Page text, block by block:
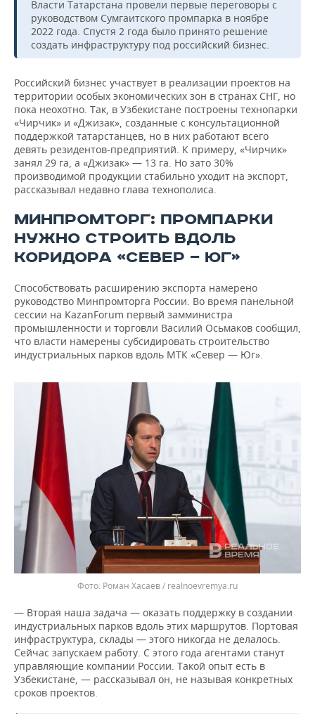
Власти Татарстана провели первые переговоры с
руководством Сумгаитского промпарка в ноябре
2022 года. Спустя 2 года было принято решение
создать инфраструктуру под российский бизнес.
Российский бизнес участвует в реализации проектов на
территории особых экономических зон в странах СНГ, но
пока неохотно. Так, в Узбекистане построены технопарки
«Чирчик» и «Джизак», созданные с консультационной
поддержкой татарстанцев, но в них работают всего
девять резидентов-предприятий. К примеру, «Чирчик»
занял 29 га, а «Джизак» — 13 га. Но зато 30%
производимой продукции стабильно уходит на экспорт,
рассказывал недавно глава технополиса.
МИНПРОМТОРГ: ПРОМПАРКИ
НУЖНО СТРОИТЬ ВДОЛЬ
КОРИДОРА «СЕВЕР — ЮГ»
Способствовать расширению экспорта намерено
руководство Минпромторга России. Во время панельной
сессии на KazanForum первый замминистра
промышленности и торговли Василий Осьмаков сообщил,
что власти намерены субсидировать строительство
индустриальных парков вдоль МТК «Север — Юг».
Роман Хасаев / realnoevremya.ru
— Вторая наша задача — оказать поддержку в создании
индустриальных парков вдоль этих маршрутов. Портовая
инфраструктура, склады — этого никогда не делалось.
Сейчас запускаем работу. С этого года агентами станут
управляющие компании России. Такой опыт есть в
Узбекистане, — рассказывал он, не называя конкретных
сроков проектов.